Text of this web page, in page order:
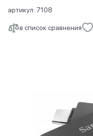
в список сравнения
артикул: 7108